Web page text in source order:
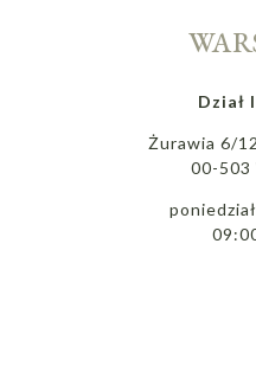
Dział
Żurawia 6/
00-503